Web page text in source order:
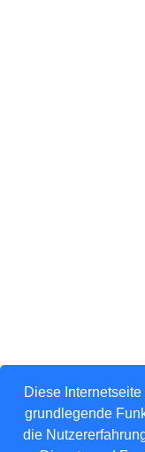
Diese
grundlegende
die